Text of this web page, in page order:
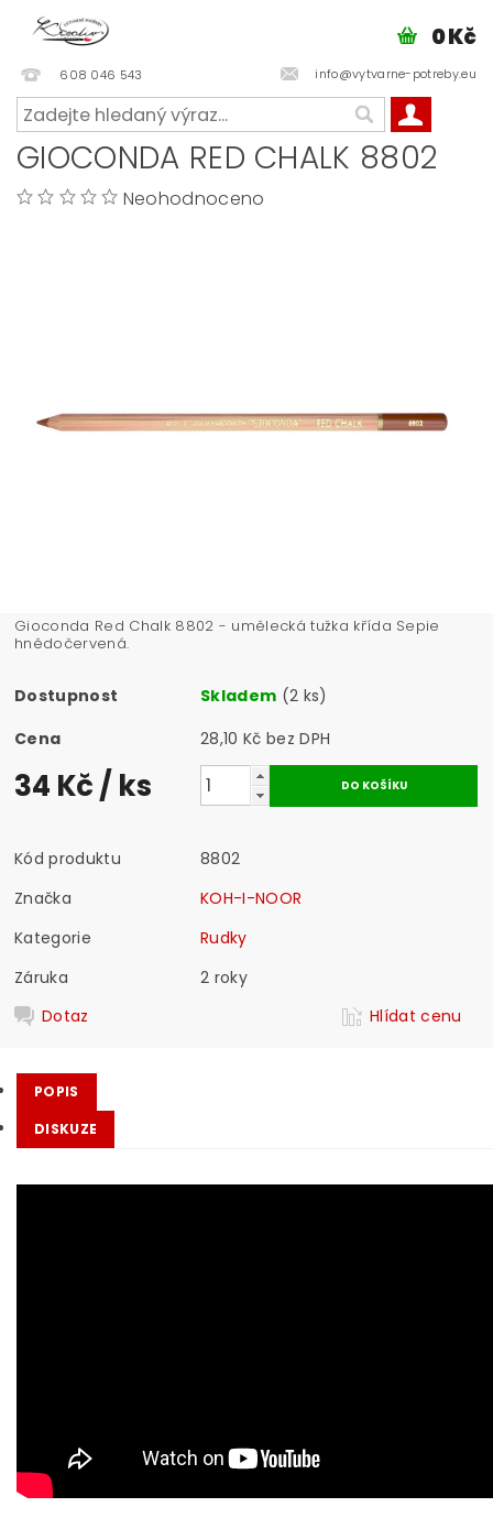
608 046 543 info@vytvarne-potreby.eu
0 Kč
GIOCONDA RED CHALK 8802
Neohodnoceno
Gioconda Red Chalk 8802 - umělecká tužka křída Sepie
hnědočervená.
Dostupnost Skladem (2 ks)
Cena
28,10 Kč bez DPH
34 Kč/ ks
Kód produktu
8802
Značka
KOH-I-NOOR
Kategorie
Rudky
Záruka
2 roky
Dotaz
Hlídat cenu
POPIS
DISKUZE